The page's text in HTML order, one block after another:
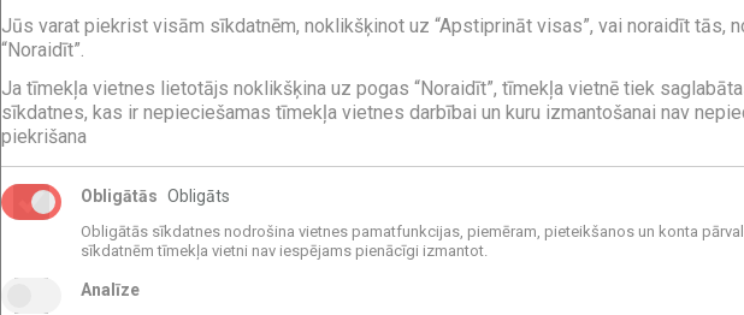
Jūs varat piekrist visām sīkdatnēm, noklikšķinot uz “Apstiprināt visas”, vai noraidīt tās,
“Noraidīt”.
Ja tīmekļa vietnes lietotājs noklikšķina uz pogas “Noraidīt”, tīmekļa vietnē tiek
sīkdatnes, kas ir nepieciešamas tīmekļa vietnes darbībai un kuru izmantošanai nav
piekrišana
Obligātās Obligāts
Obligātās sīkdatnes nodrošina vietnes pamatfunkcijas, piemēram, pieteikšanos un konta
sīkdatnēm tīmekļa vietni nav iespējams pienācīgi izmantot.
Analīze